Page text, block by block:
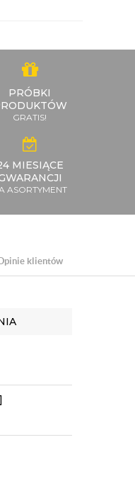
PRÓBKI
GRATIS!
MIESIĄCE
ASORTYMENT
klientów